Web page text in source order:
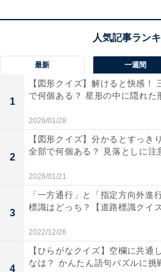
最新 一週間
1
【図形クイズ】解けると快感！
で何個ある？ 星形の中に隠れた
2026/01/28
2
【図形クイズ】分かるとすっき
全部で何個ある？ 見落としに注
2026/01/21
3
「一方通行」と「指定方向外進
標識はどっち？【道路標識クイズ
2022/12/26
4
【ひらがなクイズ】空欄に共通
なは？ かんたん語句パズルに挑